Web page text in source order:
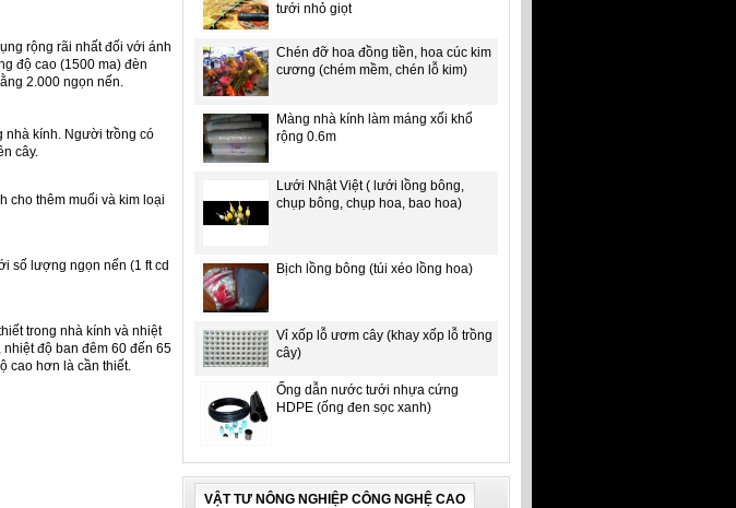
rộng rãi nhất đối với ánh
độ cao (1500 ma) đèn
2.000 ngọn nến.
nhà kính. Người trồng có
cây.
cho thêm muối và kim loại
số lượng ngọn nến (1 ft cd
trong nhà kính và nhiệt
độ ban đêm 60 đến 65
cao hơn là cần thiết.
tưới nhỏ giọt
Chén đỡ hoa đồng tiền, hoa cúc kim
cương (chém mềm, chén lỗ kim)
Màng nhà kính làm máng xối khổ
rộng 0.6m
Lưới Nhật Việt ( lưới lồng bông,
chụp bông, chụp hoa, bao hoa)
Bịch lồng bông (túi xéo lồng hoa)
Vỉ xốp lỗ ươm cây (khay xốp lỗ trồng
cây)
Ống dẫn nước tưới nhựa cứng
HDPE (ống đen sọc xanh)
VẬT TƯ NÔNG NGHIỆP CÔNG NGHỆ CAO